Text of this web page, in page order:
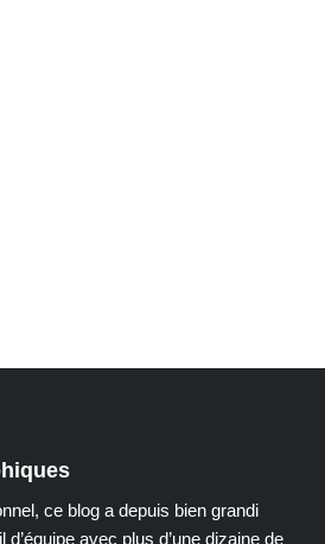
ce blog a depuis bien grandi
avec plus d’une dizaine de